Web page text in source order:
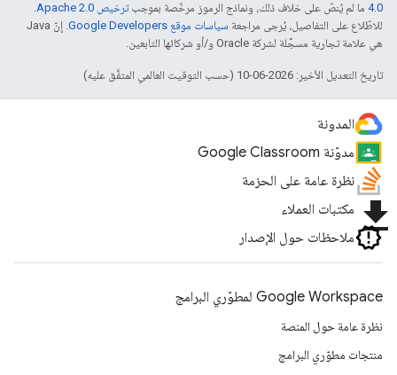
4.0‏ ما لم يُنصّ على خلاف ذلك، ونماذج الرموز مرخّصة بموجبترخيص Apache 2.0‏
.
للاطّلاع على التفاصيل، يُرجى مراجعة سياسات موقع Google Developers‏
. إنّ Java
هي علامة تجارية مسجَّلة لشركة Oracle و/أو شركائها التابعين.
تاريخ التعديل الأخير: 2026-06-10 (حسب التوقيت العالمي المتفَّق عليه)
المدونة
مدوّنة Google Classroom
نظرة عامة على الحزمة
file_download مكتبات العملاء
ملاحظات حول الإصدار
Google Workspace لمطوّري البرامج
نظرة عامة حول المنصة
منتجات مطوّري البرامج